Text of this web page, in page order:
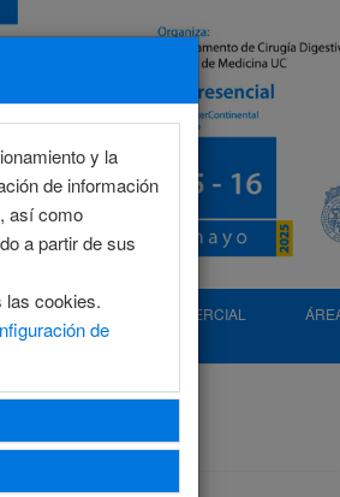
y la
de información
así como
a partir de sus
las cookies.
de
EXP. COMERCIAL